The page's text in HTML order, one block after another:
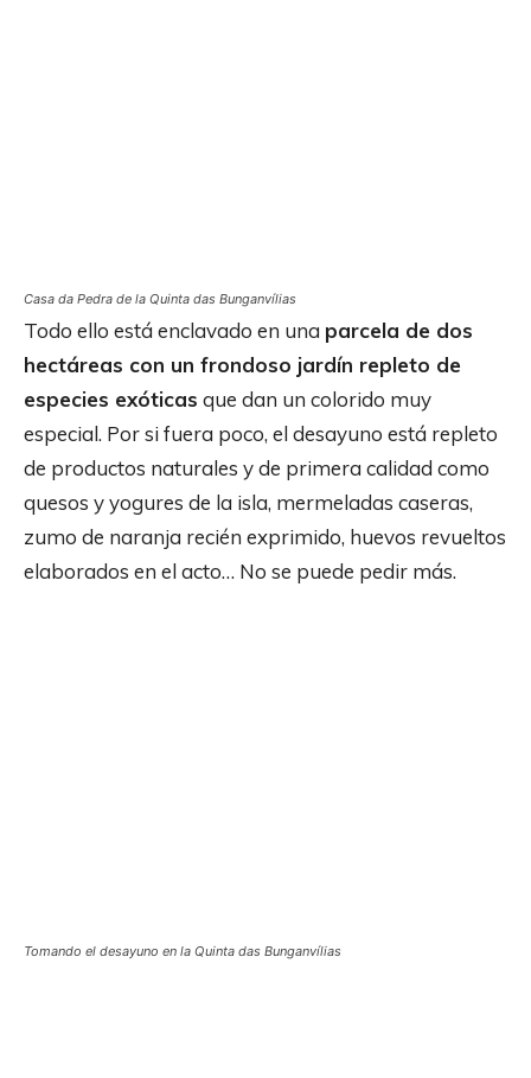
Casa da Pedra de la Quinta das Bunganvílias
Todo ello está enclavado en una parcela de dos
hectáreas con un frondoso jardín repleto de
especies exóticas que dan un colorido muy
especial. Por si fuera poco, el desayuno está repleto
de productos naturales y de primera calidad como
quesos y yogures de la isla, mermeladas caseras,
zumo de naranja recién exprimido, huevos revueltos
elaborados en el acto… No se puede pedir más.
Tomando el desayuno en la Quinta das Bunganvílias